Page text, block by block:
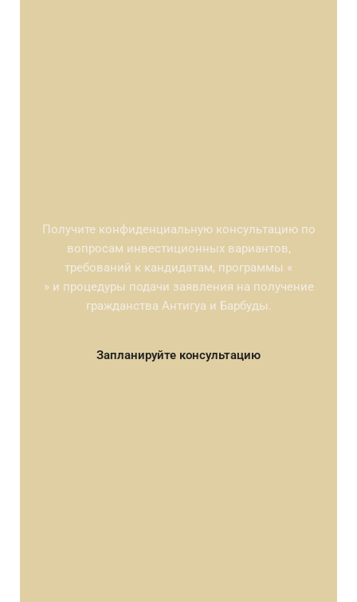
Получите конфиденциальную консультацию по
вопросам инвестиционных вариантов,
требований к кандидатам, программы «
» и процедуры подачи заявления на получение
гражданства Антигуа и Барбуды.
Запланируйте консультацию